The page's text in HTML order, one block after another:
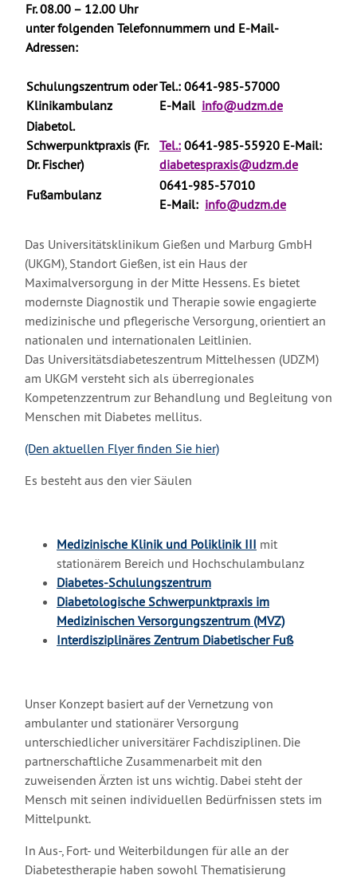
Fr. 08.00 – 12.00 Uhr
unter folgenden Telefonnummern und E-Mail-
Adressen:
Schulungszentrum oder
Klinikambulanz
Tel.: 0641-985-57000
E-Mail info@udzm.de
Diabetol.
Schwerpunktpraxis (Fr.
Dr. Fischer)
Tel.: 0641-985-55920 E-Mail:
diabetespraxis@udzm.de
Fußambulanz
0641-985-57010
E-Mail: info@udzm.de
Das Universitätsklinikum Gießen und Marburg GmbH
(UKGM), Standort Gießen, ist ein Haus der
Maximalversorgung in der Mitte Hessens. Es bietet
modernste Diagnostik und Therapie sowie engagierte
medizinische und pflegerische Versorgung, orientiert an
nationalen und internationalen Leitlinien.
Das Universitätsdiabeteszentrum Mittelhessen (UDZM)
am UKGM versteht sich als überregionales
Kompetenzzentrum zur Behandlung und Begleitung von
Menschen mit Diabetes mellitus.
(Den aktuellen Flyer finden Sie hier)
Es besteht aus den vier Säulen
Medizinische Klinik und Poliklinik III mit
stationärem Bereich und Hochschulambulanz
Diabetes-Schulungszentrum
Diabetologische Schwerpunktpraxis im
Medizinischen Versorgungszentrum (MVZ)
Interdisziplinäres Zentrum Diabetischer Fuß
Unser Konzept basiert auf der Vernetzung von
ambulanter und stationärer Versorgung
unterschiedlicher universitärer Fachdisziplinen. Die
partnerschaftliche Zusammenarbeit mit den
zuweisenden Ärzten ist uns wichtig. Dabei steht der
Mensch mit seinen individuellen Bedürfnissen stets im
Mittelpunkt.
In Aus-, Fort- und Weiterbildungen für alle an der
Diabetestherapie haben sowohl Thematisierung